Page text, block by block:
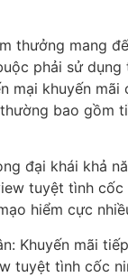
thưởng mang
phải sử dụng
mại khuyến
bao gồm
đại khái khả
tuyệt tình
hiểm cực
Khuyến mãi
tuyệt tình cốc